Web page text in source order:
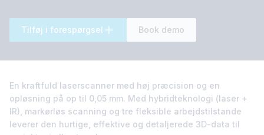
Tilføj i forespørgsel Book demo
En kraftfuld laserscanner med høj præcision og en
opløsning på op til 0,05 mm. Med hybridteknologi (laser +
IR), markørløs scanning og tre fleksible arbejdstilstande
leverer den hurtige, effektive og detaljerede 3D-data til